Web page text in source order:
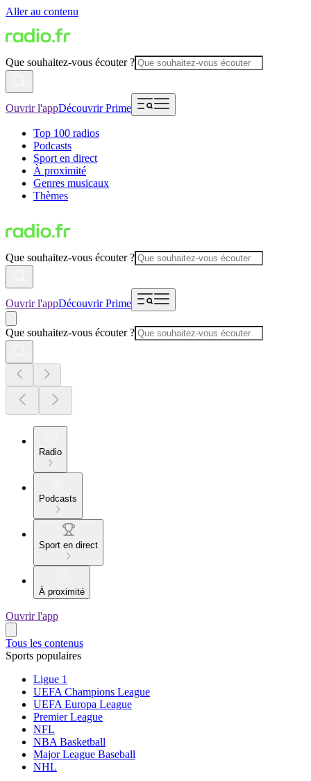
Aller au contenu
Que souhaitez-vous écouter ?
Ouvrir l'appDécouvrir Prime
Top 100 radios
Podcasts
Sport en direct
À proximité
Genres musicaux
Thèmes
Que souhaitez-vous écouter ?
Ouvrir l'appDécouvrir Prime
Que souhaitez-vous écouter ?
Radio
Podcasts
Sport en direct
À proximité
Ouvrir l'app
Tous les contenus
Sports populaires
Ligue 1
UEFA Champions League
UEFA Europa League
Premier League
NFL
NBA Basketball
Major League Baseball
NHL